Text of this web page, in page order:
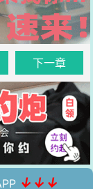
下一章
↓↓↓